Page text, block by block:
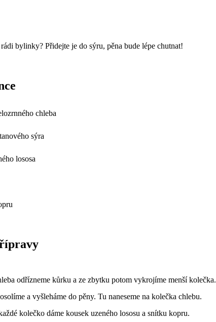
bylinky? Přidejte je do sýru, pěna bude lépe chutnat!
chleba
sýra
lososa
odřízneme kůrku a ze zbytku potom vykrojíme menší kolečka.
a vyšleháme do pěny. Tu naneseme na kolečka chlebu.
kolečko dáme kousek uzeného lososu a snítku kopru.